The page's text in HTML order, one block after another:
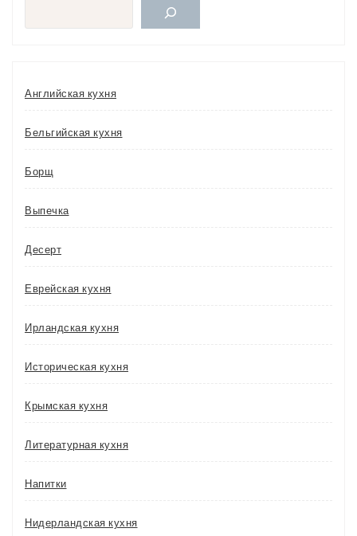
Английская кухня
Бельгийская кухня
Борщ
Выпечка
Десерт
Еврейская кухня
Ирландская кухня
Историческая кухня
Крымская кухня
Литературная кухня
Напитки
Нидерландская кухня